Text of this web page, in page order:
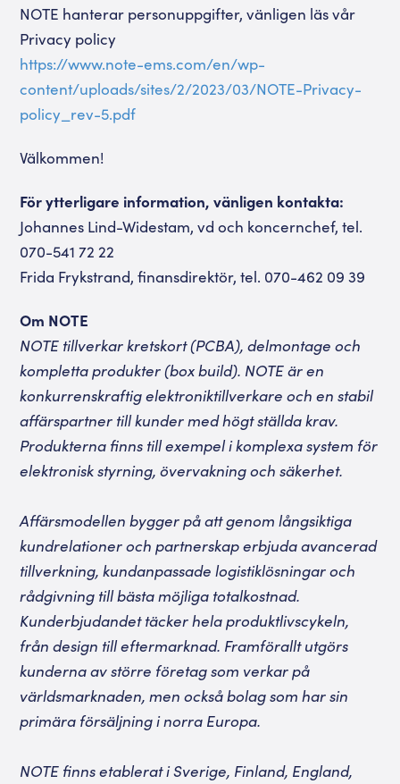
NOTE hanterar personuppgifter, vänligen läs vår
Privacy policy
https://www.note-ems.com/en/wp-
content/uploads/sites/2/2023/03/NOTE-Privacy-
policy_rev-5.pdf
Välkommen!
För ytterligare information, vänligen kontakta:
Johannes Lind-Widestam, vd och koncernchef, tel.
070-541 72 22
Frida Frykstrand, finansdirektör, tel. 070-462 09 39
Om NOTE
NOTE tillverkar kretskort (PCBA), delmontage och
kompletta produkter (box build). NOTE är en
konkurrenskraftig elektroniktillverkare och en stabil
affärspartner till kunder med högt ställda krav.
Produkterna finns till exempel i komplexa system för
elektronisk styrning, övervakning och säkerhet.
Affärsmodellen bygger på att genom långsiktiga
kundrelationer och partnerskap erbjuda avancerad
tillverkning, kundanpassade logistiklösningar och
rådgivning till bästa möjliga totalkostnad.
Kunderbjudandet täcker hela produktlivscykeln,
från design till eftermarknad. Framförallt utgörs
kunderna av större företag som verkar på
världsmarknaden, men också bolag som har sin
primära försäljning i norra Europa.
NOTE finns etablerat i Sverige, Finland, England,